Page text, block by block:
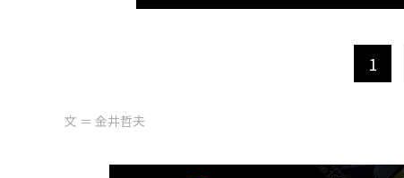
1
文 ＝ 金井哲夫